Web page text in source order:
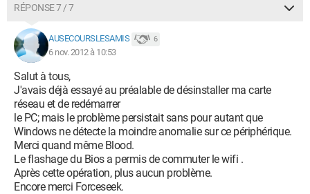
RÉPONSE 7 / 7
AUSECOURSLESAMIS 6
6 nov. 2012 à 10:53
Salut à tous,
J'avais déjà essayé au préalable de désinstaller ma carte
réseau et de redémarrer
le PC; mais le problème persistait sans pour autant que
Windows ne détecte la moindre anomalie sur ce périphérique.
Merci quand même Blood.
Le flashage du Bios a permis de commuter le wifi .
Après cette opération, plus aucun problème.
Encore merci Forceseek.